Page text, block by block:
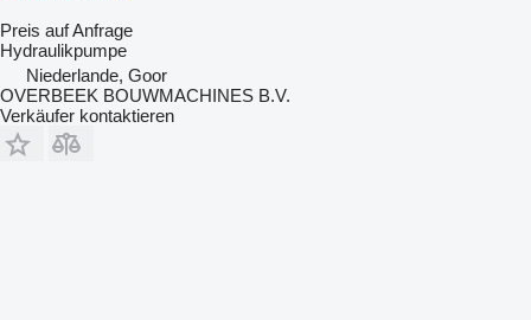
Preis auf Anfrage
Hydraulikpumpe
Niederlande, Goor
OVERBEEK BOUWMACHINES B.V.
Verkäufer kontaktieren